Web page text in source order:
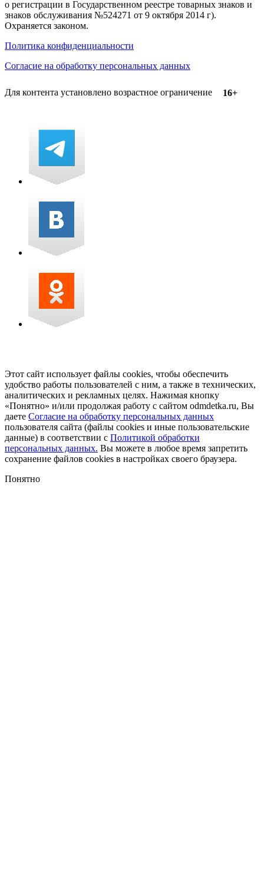
о регистрации в Государственном реестре товарных знаков и
знаков обслуживания №524271 от 9 октября 2014 г).
Охраняется законом.
Политика конфиденциальности
Согласие на обработку персональных данных
Для контента установлено возрастное ограничение 16+
Этот сайт использует файлы cookies, чтобы обеспечить
удобство работы пользователей с ним, а также в технических,
аналитических и рекламных целях. Нажимая кнопку
«Понятно» и/или продолжая работу с сайтом odmdetka.ru, Вы
даете Согласие на обработку персональных данных
пользователя сайта (файлы cookies и иные пользовательские
данные) в соответствии с Политикой обработки
персональных данных. Вы можете в любое время запретить
сохранение файлов cookies в настройках своего браузера.
Понятно